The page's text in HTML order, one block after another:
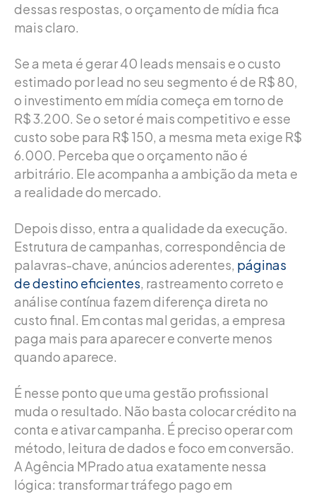
dessas respostas, o orçamento de mídia fica
mais claro.
Se a meta é gerar 40 leads mensais e o custo
estimado por lead no seu segmento é de R$ 80,
o investimento em mídia começa em torno de
R$ 3.200. Se o setor é mais competitivo e esse
custo sobe para R$ 150, a mesma meta exige R$
6.000. Perceba que o orçamento não é
arbitrário. Ele acompanha a ambição da meta e
a realidade do mercado.
Depois disso, entra a qualidade da execução.
Estrutura de campanhas, correspondência de
palavras-chave, anúncios aderentes, páginas
de destino eficientes, rastreamento correto e
análise contínua fazem diferença direta no
custo final. Em contas mal geridas, a empresa
paga mais para aparecer e converte menos
quando aparece.
É nesse ponto que uma gestão profissional
muda o resultado. Não basta colocar crédito na
conta e ativar campanha. É preciso operar com
método, leitura de dados e foco em conversão.
A Agência MPrado atua exatamente nessa
lógica: transformar tráfego pago em